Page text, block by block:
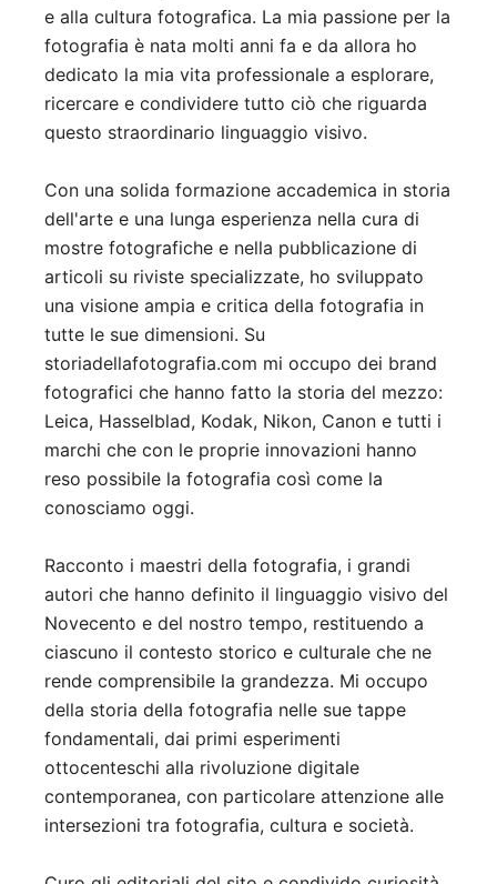
e alla cultura fotografica. La mia passione per la
fotografia è nata molti anni fa e da allora ho
dedicato la mia vita professionale a esplorare,
ricercare e condividere tutto ciò che riguarda
questo straordinario linguaggio visivo.
Con una solida formazione accademica in storia
dell'arte e una lunga esperienza nella cura di
mostre fotografiche e nella pubblicazione di
articoli su riviste specializzate, ho sviluppato
una visione ampia e critica della fotografia in
tutte le sue dimensioni. Su
storiadellafotografia.com mi occupo dei brand
fotografici che hanno fatto la storia del mezzo:
Leica, Hasselblad, Kodak, Nikon, Canon e tutti i
marchi che con le proprie innovazioni hanno
reso possibile la fotografia così come la
conosciamo oggi.
Racconto i maestri della fotografia, i grandi
autori che hanno definito il linguaggio visivo del
Novecento e del nostro tempo, restituendo a
ciascuno il contesto storico e culturale che ne
rende comprensibile la grandezza. Mi occupo
della storia della fotografia nelle sue tappe
fondamentali, dai primi esperimenti
ottocenteschi alla rivoluzione digitale
contemporanea, con particolare attenzione alle
intersezioni tra fotografia, cultura e società.